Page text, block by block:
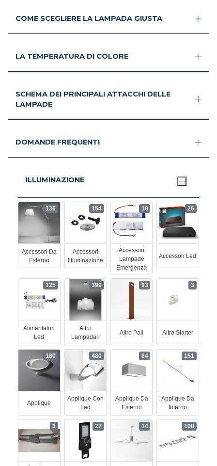
COME SCEGLIERE LA LAMPADA GIUSTA
LA TEMPERATURA DI COLORE
SCHEMA DEI PRINCIPALI ATTACCHI DELLE
LAMPADE
DOMANDE FREQUENTI
ILLUMINAZIONE
Accessori Da
Esterno
136
Accessori
Illuminazione
154
Accessori
Lampade
Emergenza
10
Accessori Led
26
Alimentatori
Led
125
Altro
Lampadari
399
Altro Pali
93
Altro Starter
3
Applique
180
Applique Con
Led
480
Applique Da
Esterno
84
Applique Da
Interno
151
3 27 14 108